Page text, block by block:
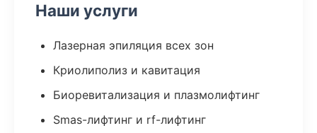
Наши услуги
Лазерная эпиляция всех зон
Криолиполиз и кавитация
Биоревитализация и плазмолифтинг
Smas-лифтинг и rf-лифтинг